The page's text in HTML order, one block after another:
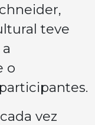
teve
o
vez